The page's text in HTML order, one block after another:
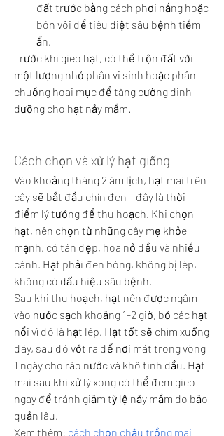
đất trước bằng cách phơi nắng hoặc
bón vôi để tiêu diệt sâu bệnh tiềm
ẩn.
Trước khi gieo hạt, có thể trộn đất với
một lượng nhỏ phân vi sinh hoặc phân
chuồng hoai mục để tăng cường dinh
dưỡng cho hạt nảy mầm.
Cách chọn và xử lý hạt giống
Vào khoảng tháng 2 âm lịch, hạt mai trên
cây sẽ bắt đầu chín đen – đây là thời
điểm lý tưởng để thu hoạch. Khi chọn
hạt, nên chọn từ những cây mẹ khỏe
mạnh, có tán đẹp, hoa nở đều và nhiều
cánh. Hạt phải đen bóng, không bị lép,
không có dấu hiệu sâu bệnh.
Sau khi thu hoạch, hạt nên được ngâm
vào nước sạch khoảng 1-2 giờ, bỏ các hạt
nổi vì đó là hạt lép. Hạt tốt sẽ chìm xuống
đáy, sau đó vớt ra để nơi mát trong vòng
1 ngày cho ráo nước và khô tinh dầu. Hạt
mai sau khi xử lý xong có thể đem gieo
ngay để tránh giảm tỷ lệ nảy mầm do bảo
quản lâu.
Xem thêm: cách chọn chậu trồng mai